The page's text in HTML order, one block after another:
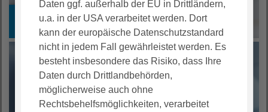
Management und Verwaltung
Daten ggf. außerhalb der EU in Drittländern,
u.a. in der USA verarbeitet werden. Dort
kann der europäische Datenschutzstandard
nicht in jedem Fall gewährleistet werden. Es
besteht insbesondere das Risiko, dass Ihre
Daten durch Drittlandbehörden,
möglicherweise auch ohne
Rechtsbehelfsmöglichkeiten, verarbeitet